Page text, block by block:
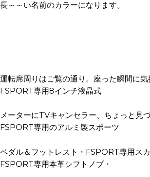
長～～い名前のカラーになります。
運転席周りはご覧の通り。座った瞬間に
FSPORT専用8インチ液晶式
メーターにTVキャンセラー、ちょっと見
FSPORT専用のアルミ製スポーツ
ペダル＆フットレスト・FSPORT専用ス
FSPORT専用本革シフトノブ・